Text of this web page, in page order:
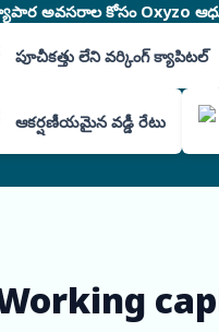
అవసరాల కోసం Oxyzo
పూచీకత్తు లేని వర్కింగ్ క్యాపిటల్
ఆకర్షణీయమైన వడ్డీ రేటు